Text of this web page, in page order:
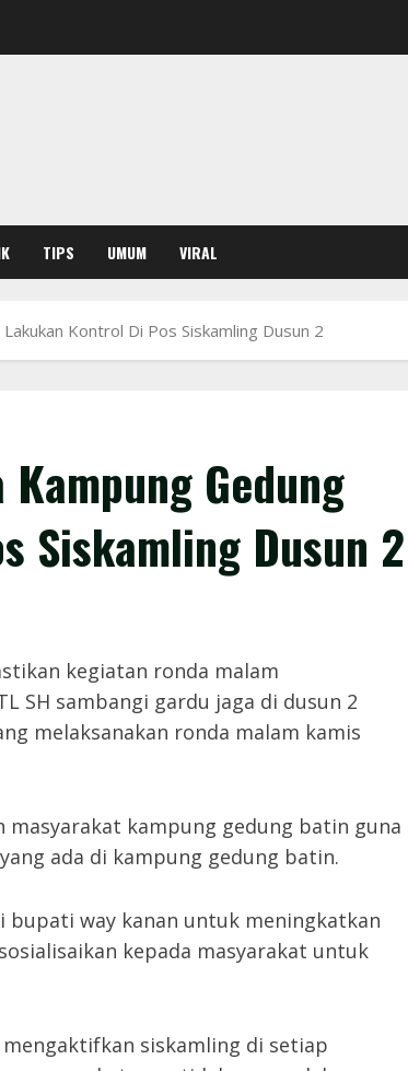
TIPS UMUM VIRAL
Kontrol Di Pos Siskamling Dusun 2
Gedung
Siskamling Dusun 2
kegiatan ronda malam
SH sambangi gardu jaga di dusun 2
melaksanakan ronda malam kamis
masyarakat kampung gedung batin guna
ada di kampung gedung batin.
way kanan untuk meningkatkan
kepada masyarakat untuk
siskamling di setiap